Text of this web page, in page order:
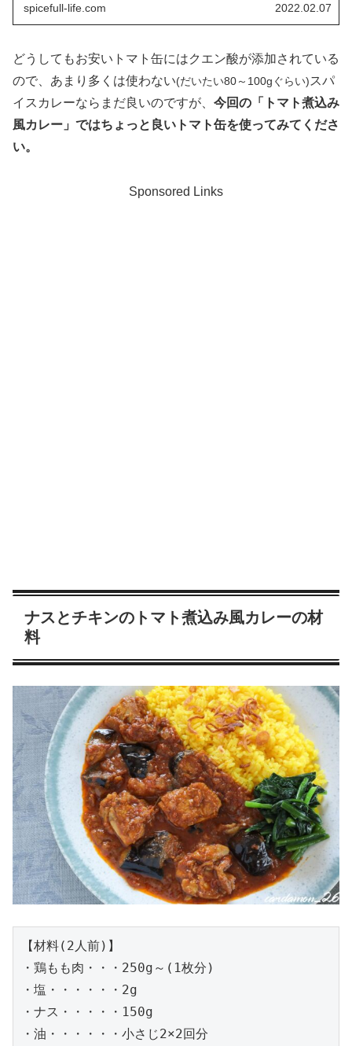
spicefull-life.com 2022.02.07
どうしてもお安いトマト缶にはクエン酸が添加されている
ので、あまり多くは使わない(だいたい80～100gぐらい)スパ
イスカレーならまだ良いのですが、 今回の「トマト煮込み
風カレー」ではちょっと良いトマト缶を使ってみてくださ
い。
Sponsored Links
ナスとチキンのトマト煮込み風カレーの材
料
【材料(2人前)】
・鶏もも肉・・・250g～(1枚分)
・塩・・・・・・2g
・ナス・・・・・150g
・油・・・・・・小さじ2×2回分